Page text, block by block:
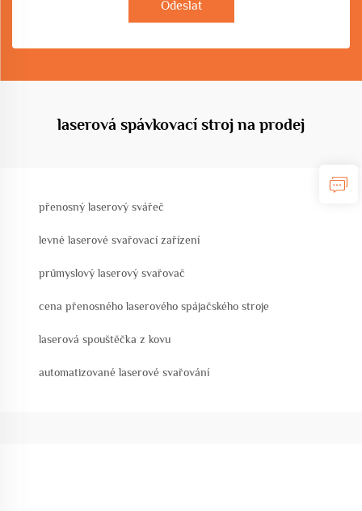
Odeslat
laserová spávkovací stroj na prodej
přenosný laserový svářeč
levné laserové svařovací zařízení
průmyslový laserový svařovač
cena přenosného laserového spájačského stroje
laserová spouštěčka z kovu
automatizované laserové svařování